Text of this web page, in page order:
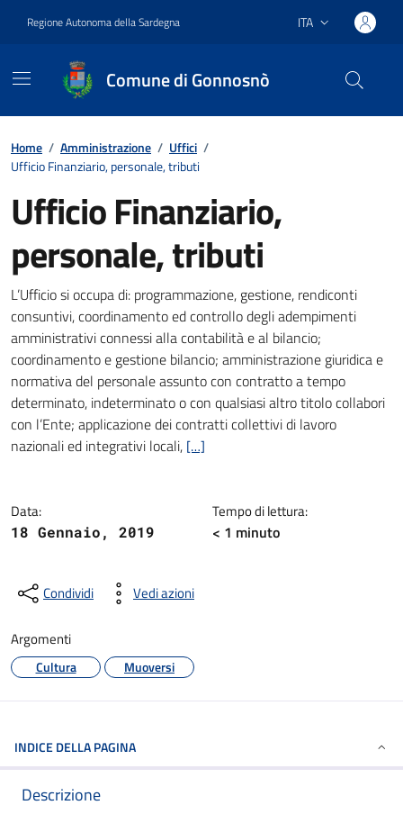
Regione Autonoma della Sardegna Lingua attiva:
ITA
Comune di Gonnosnò
Home / Amministrazione / Uffici /
Ufficio Finanziario, personale, tributi
Ufficio Finanziario,
personale, tributi
Dettagli della notizia
L’Ufficio si occupa di: programmazione, gestione, rendiconti
consuntivi, coordinamento ed controllo degli adempimenti
amministrativi connessi alla contabilità e al bilancio;
coordinamento e gestione bilancio; amministrazione giuridica e
normativa del personale assunto con contratto a tempo
determinato, indeterminato o con qualsiasi altro titolo collabori
con l’Ente; applicazione dei contratti collettivi di lavoro
nazionali ed integrativi locali, […]
Data:
18 Gennaio, 2019
Tempo di lettura:
< 1 minuto
Condividi Vedi azioni
Argomenti
Cultura Muoversi
INDICE DELLA PAGINA
Descrizione